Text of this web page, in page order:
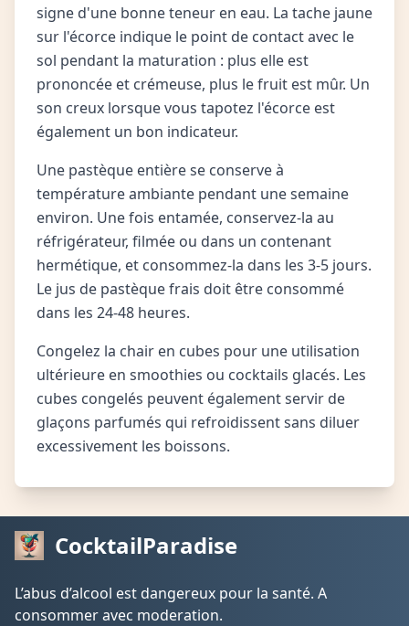
signe d'une bonne teneur en eau. La tache jaune
sur l'écorce indique le point de contact avec le
sol pendant la maturation : plus elle est
prononcée et crémeuse, plus le fruit est mûr. Un
son creux lorsque vous tapotez l'écorce est
également un bon indicateur.
Une pastèque entière se conserve à
température ambiante pendant une semaine
environ. Une fois entamée, conservez-la au
réfrigérateur, filmée ou dans un contenant
hermétique, et consommez-la dans les 3-5 jours.
Le jus de pastèque frais doit être consommé
dans les 24-48 heures.
Congelez la chair en cubes pour une utilisation
ultérieure en smoothies ou cocktails glacés. Les
cubes congelés peuvent également servir de
glaçons parfumés qui refroidissent sans diluer
excessivement les boissons.
CocktailParadise
L’abus d’alcool est dangereux pour la santé. A
consommer avec moderation.